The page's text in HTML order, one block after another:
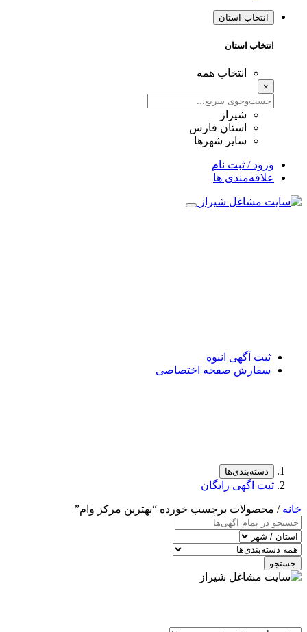
انتخاب استان
انتخاب استان
انتخاب همه
×
شیراز
استان فارس
سایر شهرها
ورود / ثبت نام
علاقه‌مندی ها
ثبت آگهی انبوه
سفارش صفحه اختصاصی
دسته‌بندی‌ها
ثبت اگهی رایگان
خانه / محصولات برچسب خورده “بهترین مرکز وام”
جستجو